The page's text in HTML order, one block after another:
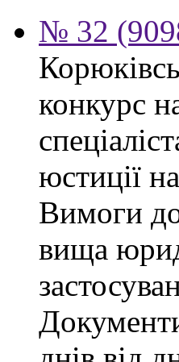
№ 32
конкурс
юстиції
Вимоги
вища